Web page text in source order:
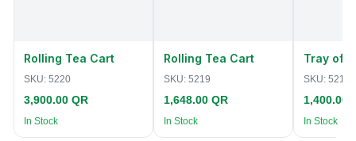
Rolling Tea Cart
SKU: 5220
3,900.00 QR
In Stock
Rolling Tea Cart
SKU: 5219
1,648.00 QR
In Stock
Tray of
SKU: 5218
1,400.00
In Stock